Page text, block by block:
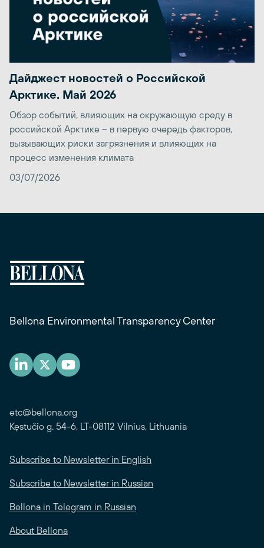
Дайджест новостей о Российской
Арктике. Май 2026
Обзор событий, влияющих на окружающую среду в
российской Арктике – в первую очередь факторов,
вызывающих риски загрязнения и влияющих на
процесс изменения климата
03/07/2026
Bellona Environmental Transparency Center
etc@bellona.org
Kęstučio g. 54-6, LT-08112 Vilnius, Lithuania
Subscribe to Newsletter in English
Subscribe to Newsletter in Russian
Bellona in Telegram in Russian
About Bellona